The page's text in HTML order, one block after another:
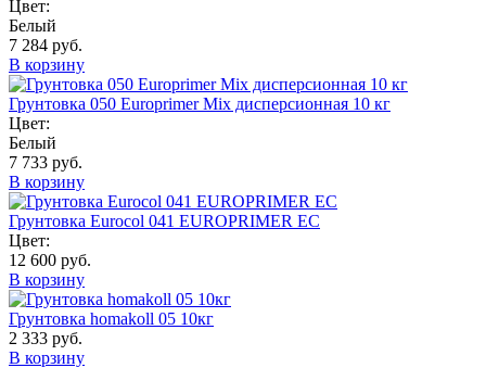
Цвет:
Белый
7 284 руб.
В корзину
Грунтовка 050 Europrimer Mix дисперсионная 10 кг
Цвет:
Белый
7 733 руб.
В корзину
Грунтовка Eurocol 041 EUROPRIMER EC
Цвет:
12 600 руб.
В корзину
Грунтовка homakoll 05 10кг
2 333 руб.
В корзину